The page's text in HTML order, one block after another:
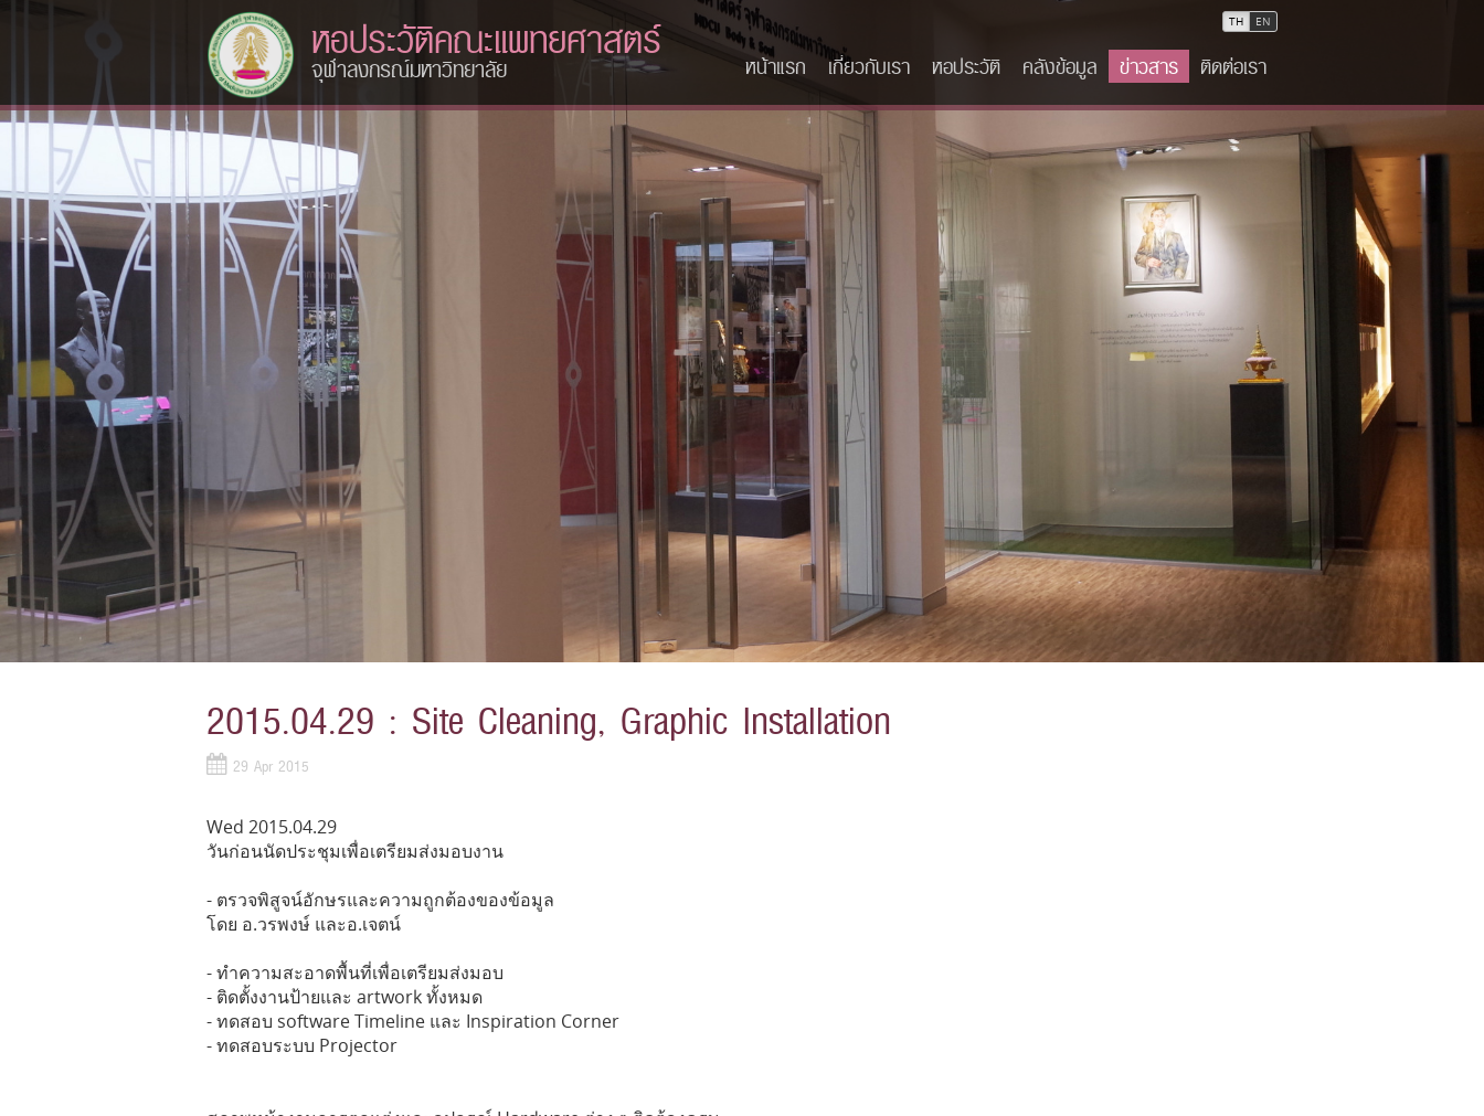
TH EN
หอประวัติคณะแพทยศาสตร์
จุฬาลงกรณ์มหาวิทยาลัย หน้าแรก เกี่ยวกับเรา หอประวัติ คลังข้อมูล ข่าวสาร ติดต่อเรา
2015.04.29 : Site Cleaning, Graphic Installation
29 Apr 2015
Wed 2015.04.29
วันก่อนนัดประชุมเพื่อเตรียมส่งมอบงาน
- ตรวจพิสูจน์อักษรและความถูกต้องของข้อมูล
โดย อ.วรพงษ์ และอ.เจตน์
- ทำความสะอาดพื้นที่เพื่อเตรียมส่งมอบ
- ติดตั้งงานป้ายและ artwork ทั้งหมด
- ทดสอบ software Timeline และ Inspiration Corner
- ทดสอบระบบ Projector